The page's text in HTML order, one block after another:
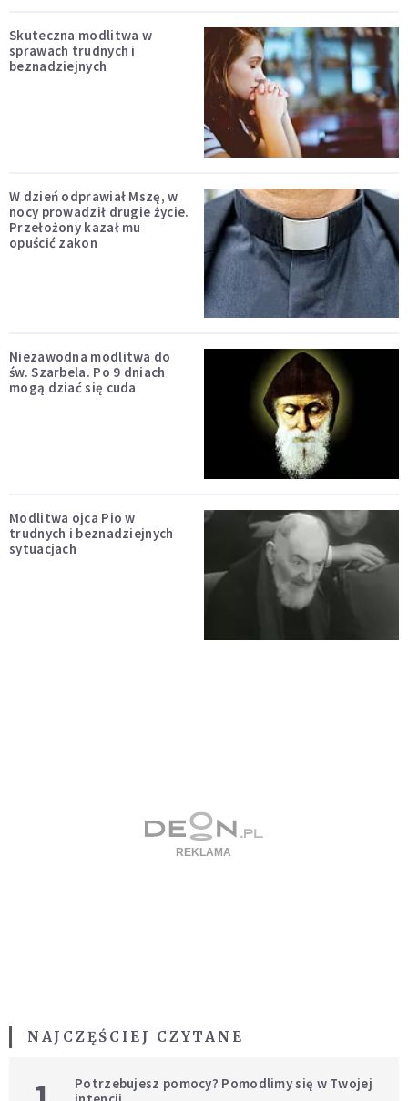
Skuteczna modlitwa w
sprawach trudnych i
beznadziejnych
W dzień odprawiał Mszę, w
nocy prowadził drugie życie.
Przełożony kazał mu
opuścić zakon
Niezawodna modlitwa do
św. Szarbela. Po 9 dniach
mogą dziać się cuda
Modlitwa ojca Pio w
trudnych i beznadziejnych
sytuacjach
NAJCZĘŚCIEJ CZYTANE
Potrzebujesz pomocy? Pomodlimy się w Twojej